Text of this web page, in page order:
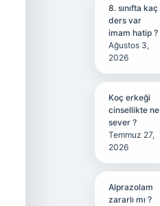
8. sınıfta kaç
ders var
imam hatip ?
Ağustos 3,
2026
Koç erkeği
cinsellikte ne
sever ?
Temmuz 27,
2026
Alprazolam
zararlı mı ?